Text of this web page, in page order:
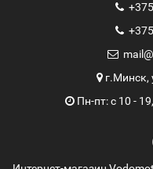
г.Минск,
Пн-пт: с 10 -